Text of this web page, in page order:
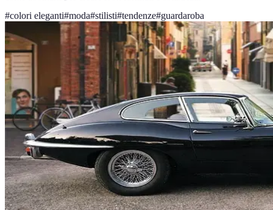
#colori eleganti#moda#stilisti#tendenze#guardaroba